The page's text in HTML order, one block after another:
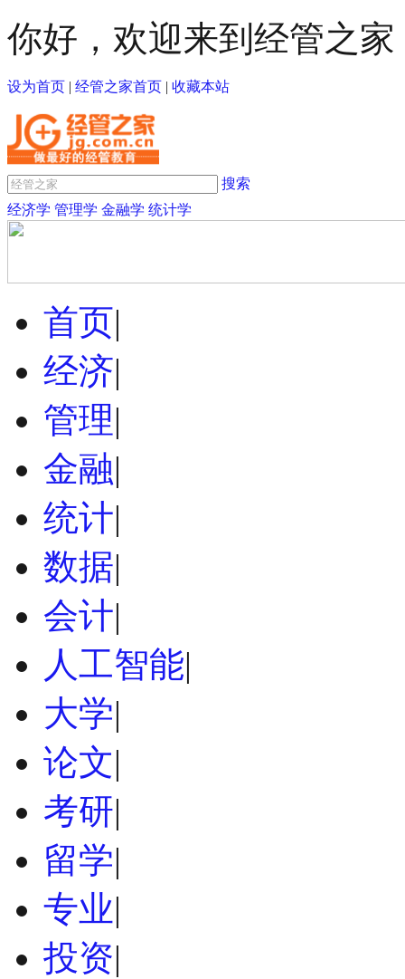
你好，欢迎来到经管之家
设为首页 | 经管之家首页 | 收藏本站
搜索
经济学 管理学 金融学 统计学
首页|
经济|
管理|
金融|
统计|
数据|
会计|
人工智能|
大学|
论文|
考研|
留学|
专业|
投资|